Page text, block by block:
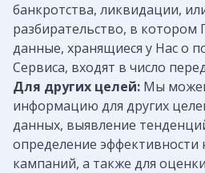
банкротства, ликвидации,
разбирательство, в котором
данные, хранящиеся у Нас о
Сервиса, входят в число
Для других целей: Мы
информацию для других
данных, выявление
определение
кампаний, а также для